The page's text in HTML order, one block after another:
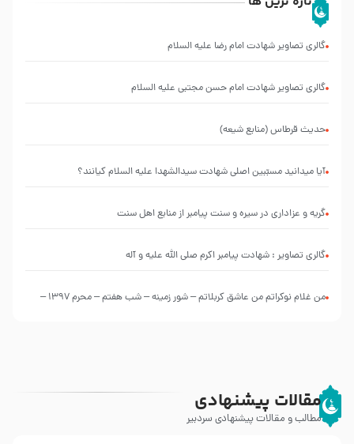
گالری تصاویر شهادت امام رضا علیه السلام
گالری تصاویر شهادت امام حسن مجتبی علیه السلام
حدیث قرطاس (منابع شیعه)
آیا میدانید مسبّبین اصلی شهادت سیدالشهدا علیه ‌السلام کیانند؟
گریه و عزاداری در سیره و سنت پیامبر از منابع اهل سنت
گالری تصاویر : شهادت پیامبر اکرم صلی الله علیه و آله
من غلام نوکراتم من عاشق کربلاتم – شور زمینه – شب هفتم – محرم 1397 –
مقالات پیشنهادی
مطالب و مقالات پیشنهادی سردبیر